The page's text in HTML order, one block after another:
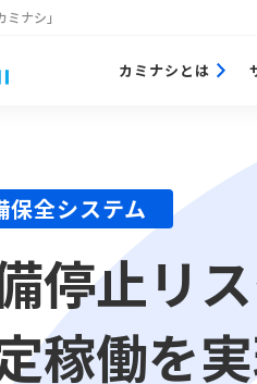
ミナシ」
カミナシとは
保全システム
停止リ
稼働を